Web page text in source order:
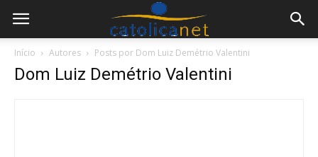
Início Autores Posts por Dom Luiz Demétrio Valentini
Dom Luiz Demétrio Valentini